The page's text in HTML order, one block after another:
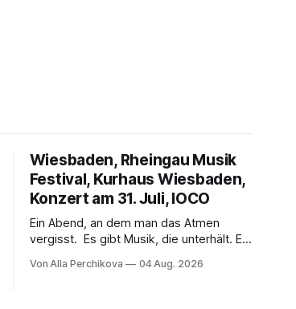
Wiesbaden, Rheingau Musik
Festival, Kurhaus Wiesbaden,
Konzert am 31. Juli, IOCO
Ein Abend, an dem man das Atmen
vergisst. Es gibt Musik, die unterhält. Es
Musik, nach der man minutenlang kein
Von Alla Perchikova 04 Aug. 2026